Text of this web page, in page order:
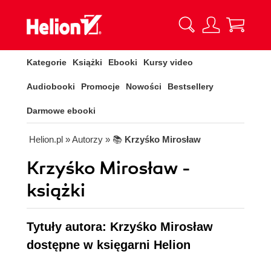
Kategorie Książki Ebooki Kursy video
Audiobooki Promocje Nowości Bestsellery
Darmowe ebooki
Helion.pl » Autorzy » 📚 Krzyśko Mirosław
Krzyśko Mirosław -
książki
Tytuły autora: Krzyśko Mirosław
dostępne w księgarni Helion